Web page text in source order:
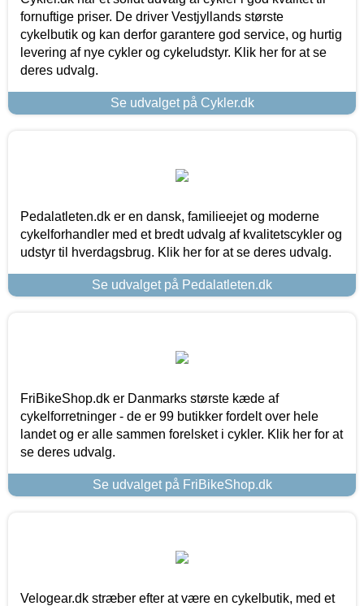
fornuftige priser. De driver Vestjyllands største
cykelbutik og kan derfor garantere god service, og hurtig
levering af nye cykler og cykeludstyr. Klik her for at se
deres udvalg.
Se udvalget på Cykler.dk
Pedalatleten.dk er en dansk, familieejet og moderne
cykelforhandler med et bredt udvalg af kvalitetscykler og
udstyr til hverdagsbrug. Klik her for at se deres udvalg.
Se udvalget på Pedalatleten.dk
FriBikeShop.dk er Danmarks største kæde af
cykelforretninger - de er 99 butikker fordelt over hele
landet og er alle sammen forelsket i cykler. Klik her for at
se deres udvalg.
Se udvalget på FriBikeShop.dk
Velogear.dk stræber efter at være en cykelbutik, med et